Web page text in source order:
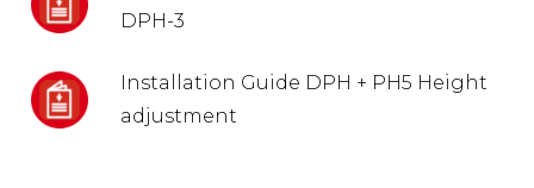
DPH-3
Installation Guide DPH + PH5 Height
adjustment